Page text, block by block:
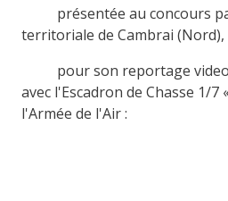
présentée au concours
territoriale de Cambrai (Nord),
pour son reportage video
avec l'Escadron de Chasse 1/7
l'Armée de l'Air :